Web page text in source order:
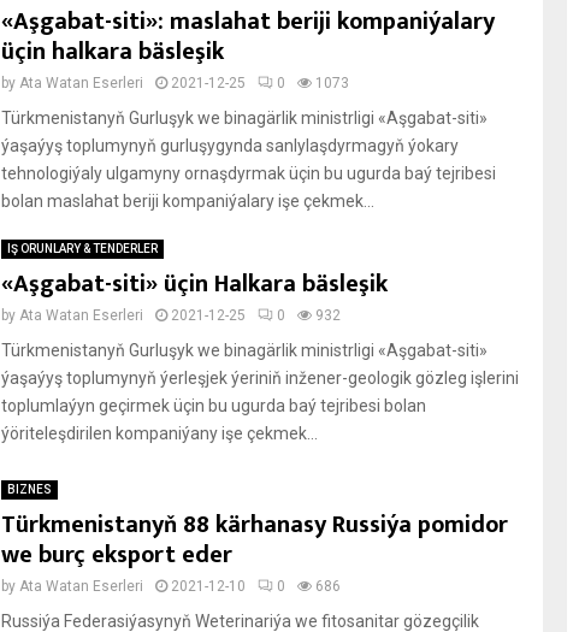
«Aşgabat-siti»: maslahat beriji kompaniýalary
üçin halkara bäsleşik
by Ata Watan Eserleri 2021-12-25 0 1073
Türkmenistanyň Gurluşyk we binagärlik ministrligi «Aşgabat-siti»
ýaşaýyş toplumynyň gurluşygynda sanlylaşdyrmagyň ýokary
tehnologiýaly ulgamyny ornaşdyrmak üçin bu ugurda baý tejribesi
bolan maslahat beriji kompaniýalary işe çekmek...
IŞ ORUNLARY & TENDERLER
«Aşgabat-siti» üçin Halkara bäsleşik
by Ata Watan Eserleri 2021-12-25 0 932
Türkmenistanyň Gurluşyk we binagärlik ministrligi «Aşgabat-siti»
ýaşaýyş toplumynyň ýerleşjek ýeriniň inžener-geologik gözleg işlerini
toplumlaýyn geçirmek üçin bu ugurda baý tejribesi bolan
ýöriteleşdirilen kompaniýany işe çekmek...
BIZNES
Türkmenistanyň 88 kärhanasy Russiýa pomidor
we burç eksport eder
by Ata Watan Eserleri 2021-12-10 0 686
Russiýa Federasiýasynyň Weterinariýa we fitosanitar gözegçilik